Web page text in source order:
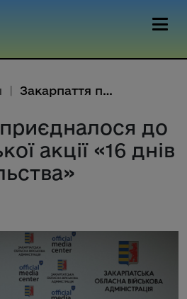
| Закарпаття приєдналося до всеу...
до
акції «16 днів